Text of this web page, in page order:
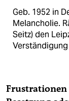
Geb. 1952 in
Melancholie.
Seitz) den
Verständigung
Frustrationen